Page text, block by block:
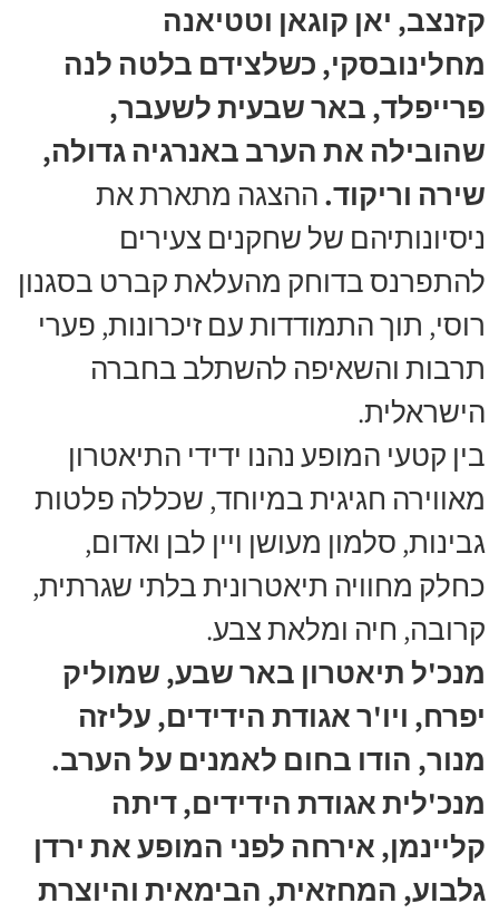
קזנצב, יאן קוגאן וטטיאנה
מחלינובסקי, כשלצידם בלטה לנה
פרייפלד, באר שבעית לשעבר,
שהובילה את הערב באנרגיה גדולה,
שירה וריקוד. ההצגה מתארת את
ניסיונותיהם של שחקנים צעירים
להתפרנס בדוחק מהעלאת קברט בסגנון
רוסי, תוך התמודדות עם זיכרונות, פערי
תרבות והשאיפה להשתלב בחברה
הישראלית.
בין קטעי המופע נהנו ידידי התיאטרון
מאווירה חגיגית במיוחד, שכללה פלטות
גבינות, סלמון מעושן ויין לבן ואדום,
כחלק מחוויה תיאטרונית בלתי שגרתית,
קרובה, חיה ומלאת צבע.
מנכ'ל תיאטרון באר שבע, שמוליק
יפרח, ויו'ר אגודת הידידים, עליזה
מנור, הודו בחום לאמנים על הערב.
מנכ'לית אגודת הידידים, דיתה
קליינמן, אירחה לפני המופע את ירדן
גלבוע, המחזאית, הבימאית והיוצרת